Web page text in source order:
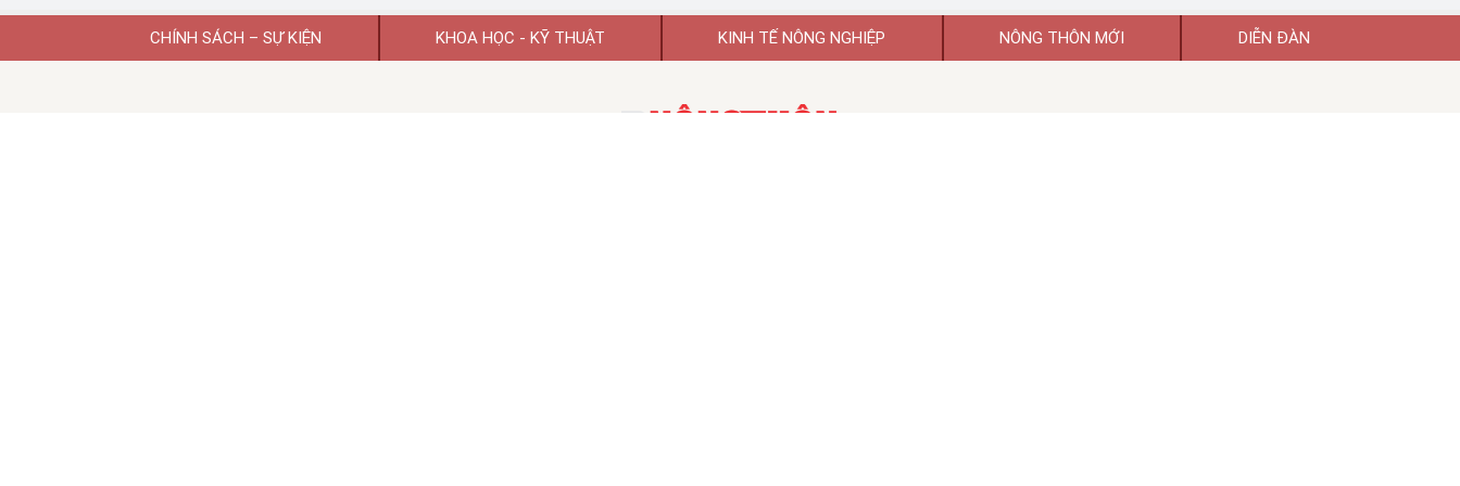
CHÍNH SÁCH – SỰ KIỆN KHOA HỌC - KỸ THUẬT KINH TẾ NÔNG NGHIỆP NÔNG THÔN MỚI DIỄN ĐÀN